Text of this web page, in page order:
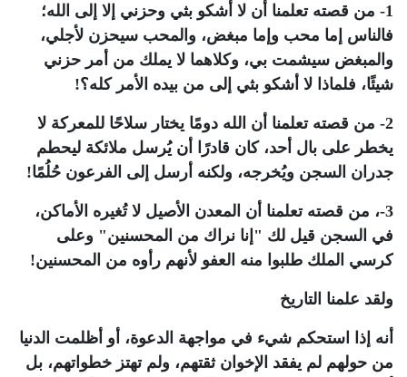
1- من قصته تعلمنا أن لا أشكو بثي وحزني إلا إلى الله؛
فالناس إما محب وإما مبغض، والمحب سيحزن لأجلي،
والمبغض سيشمت بي، وكلاهما لا يملك من أمر حزني
شيئًا، فلماذا لا أشكو بثي إلى من بيده الأمر كله؟!
2- من قصته تعلمنا أن الله دومًا يختار سلاحًا للمعركة لا
يخطر على بال أحد، كان قادرًا أن يُرسل ملائكة ليحطم
جدران السجن ويُخرجه، ولكنه أرسل إلى الفرعون حُلُمًا!
3-، من قصته تعلمنا أن المعدن الأصيل لا تُغيره الأماكن،
في السجن قيل لك "إنا نراك من المحسنين" وعلى
كرسي الملك طلبوا منه العفو لأنهم رأوه من المحسنين!
ولقد علمنا التاريخ
أنه إذا استحكم شيء في مواجهة الدعوة، أو أظلمت الدنيا
من حولهم لم يفقد الإخوان ثقتهم، ولم تهتز خطواتهم، بل